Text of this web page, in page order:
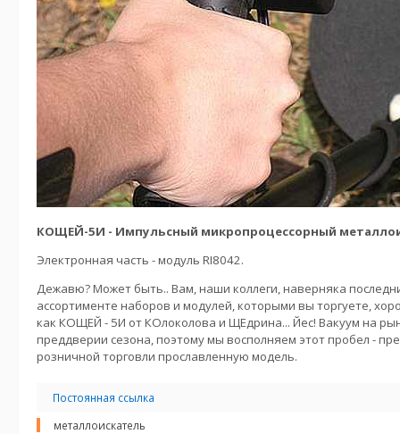
КОЩЕЙ-5И - Импульсный микропроцессорный
Электронная часть - модуль RI8042.
Дежавю? Может быть.. Вам, наши коллеги, наверняка
ассортименте наборов и модулей, которыми вы торгуете,
как КОЩЕЙ - 5И от КОлоколова и ЩЕдрина... Йес! Вакуум на
преддверии сезона, поэтому мы восполняем этот пробел -
розничной торговли прославленную модель.
Постоянная ссылка
металлоискатель